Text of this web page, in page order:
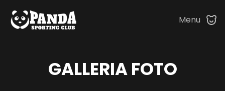
Skip to main content
Menu
GALLERIA FOTO